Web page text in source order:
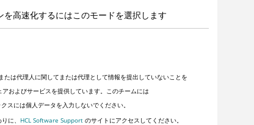
高速化するにはこのモードを選択します
は代理人に関してまたは代理として情報を提出していないことを
およびサービスを提供しています。このチームには
スには個人データを入力しないでください。
に、 HCL Software Support のサイトにアクセスしてください。